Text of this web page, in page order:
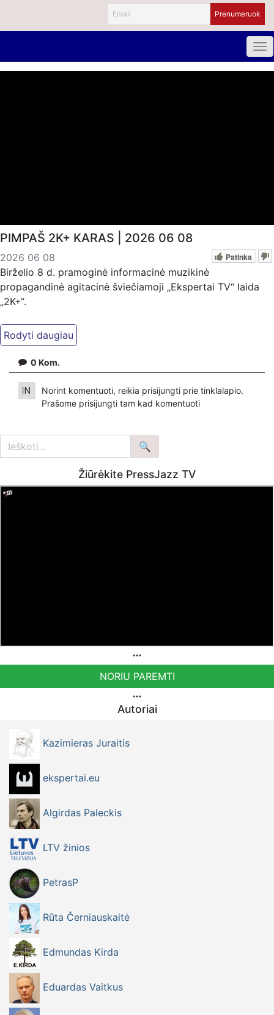
PIMPAŠ 2K+ KARAS | 2026 06 08
2026 06 08 Patinka
Birželio 8 d. pramoginė informacinė muzikinė
propagandinė agitacinė šviečiamoji „Ekspertai TV“ laida
„2K+“.
Kiti mūsų kanalai:
Ekspertai.eu Telegram'e – https://t.me/ekspertaiTelegram
https://www.ekspertai.eu
Mūsų veikla galima tik dėka skaitytojų ir žiūrovų, mus
VšĮ „Ekspertai.eu“ per PayPal paspaudę šią nuorodą –
https://www.paypal.com/paypalme/Ekspertaieu?
0 Kom.
Norint komentuoti, reikia prisijungti prie tinklalapio.
Prašome prisijungti tam kad komentuoti
Žiūrėkite PressJazz TV
NORIU PAREMTI
Autoriai
Kazimieras Juraitis
ekspertai.eu
Algirdas Paleckis
LTV žinios
PetrasP
Rūta Černiauskaitė
Edmundas Kirda
Eduardas Vaitkus